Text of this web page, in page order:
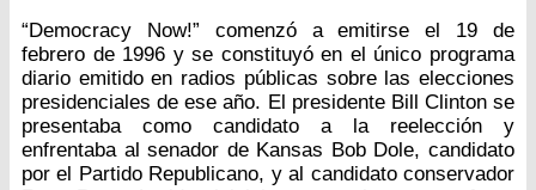
“Democracy Now!” comenzó a emitirse el 19 de
febrero de 1996 y se constituyó en el único programa
diario emitido en radios públicas sobre las elecciones
presidenciales de ese año. El presidente Bill Clinton se
presentaba como candidato a la reelección y
enfrentaba al senador de Kansas Bob Dole, candidato
por el Partido Republicano, y al candidato conservador